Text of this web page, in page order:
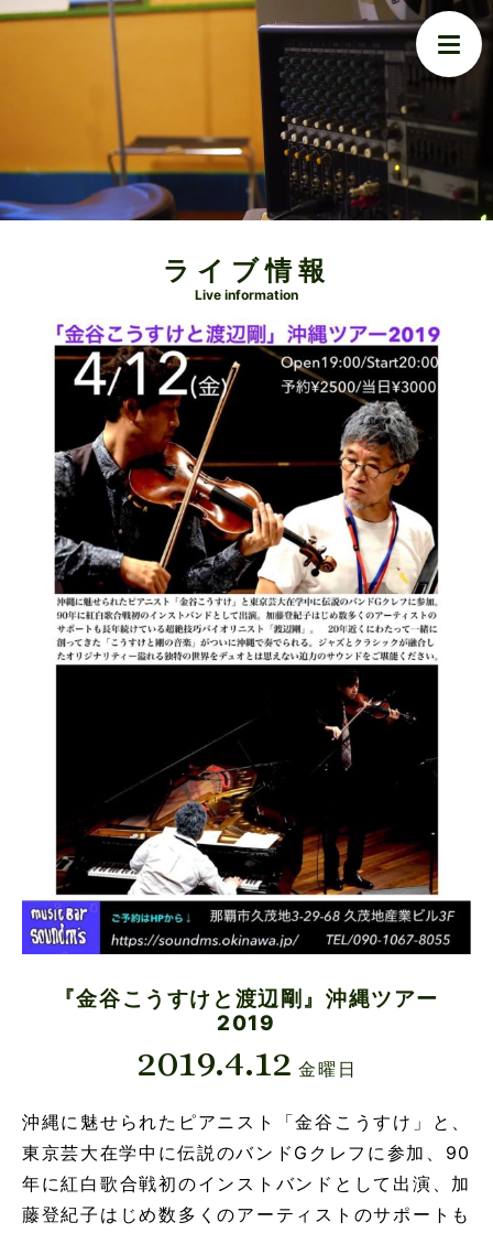
ライブ情報
Live information
『金谷こうすけと渡辺剛』沖縄ツアー
2019
2019.4.12 金曜日
沖縄に魅せられたピアニスト「金谷こうすけ」と、
東京芸大在学中に伝説のバンドGクレフに参加、90
年に紅白歌合戦初のインストバンドとして出演、加
藤登紀子はじめ数多くのアーティストのサポートも